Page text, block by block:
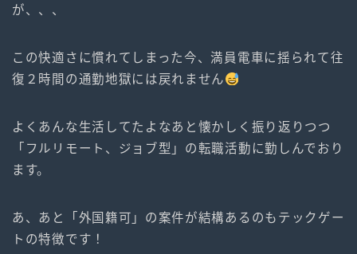
が、、、
この快適さに慣れてしまった今、満員電車に揺られて往
復２時間の通勤地獄には戻れません
よくあんな生活してたよなあと懐かしく振り返りつつ
「フルリモート、ジョブ型」の転職活動に勤しんでおり
ます。
あ、あと「外国籍可」の案件が結構あるのもテックゲー
トの特徴です！